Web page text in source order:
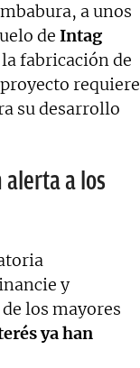
a unos
de Intag
fabricación de
requiere
su desarrollo
a los
y
los mayores
ya han